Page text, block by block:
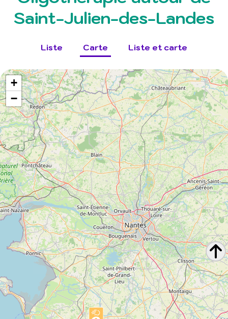
Saint-Julien-des-Landes
Liste Carte Liste et carte
+
−